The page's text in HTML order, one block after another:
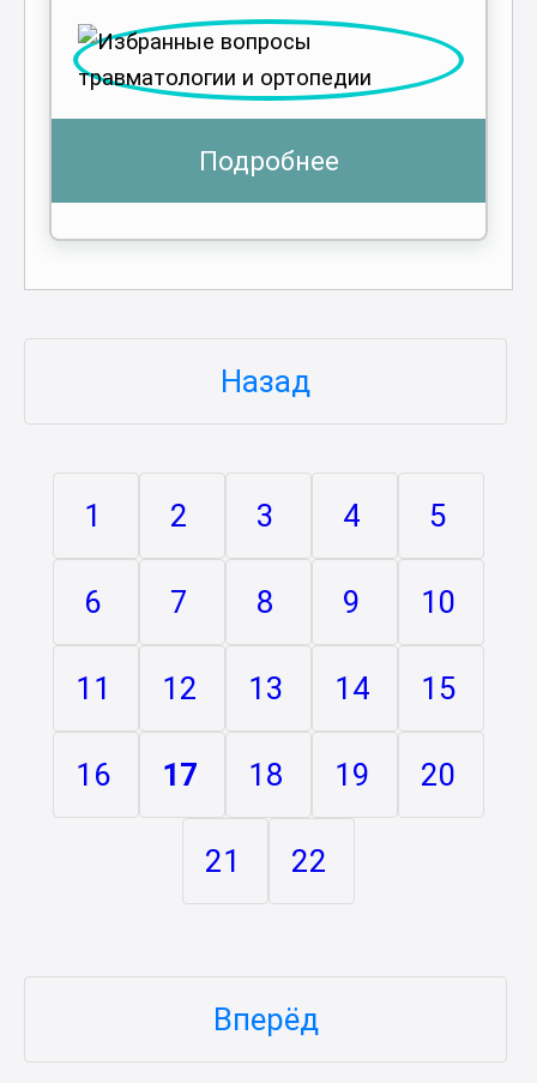
Подробнее
Назад
1 2 3 4 5
6 7 8 9 10
11 12 13 14 15
16 17 18 19 20
21 22
Вперёд